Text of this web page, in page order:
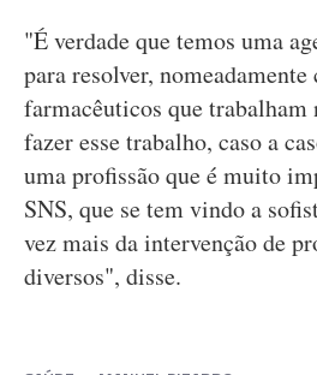
"É verdade que temos uma
para resolver, nomeadamente
farmacêuticos que trabalham
fazer esse trabalho, caso a
uma profissão que é muito
SNS, que se tem vindo a
vez mais da intervenção de
diversos", disse.